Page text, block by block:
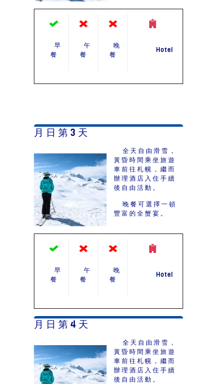
早
餐
午
餐
晚
餐
Hotel
月 日 第 3 天
全天自由滑雪，
黃昏時間乘坐旅遊
車前往札幌，繼而
辦理酒店入住手續
後自由活動。
晚餐可選擇一頓
豐富的全蟹宴。
早
餐
午
餐
晚
餐
Hotel
月 日 第 4 天
全天自由滑雪，
黃昏時間乘坐旅遊
車前往札幌，繼而
辦理酒店入住手續
後自由活動。